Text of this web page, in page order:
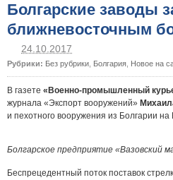
Болгарские заводы
ближневосточным
24.10.2017
Рубрики: Без рубрики Болгария Новое на
В газете «Военно-промышленный
журнала «Экспорт вооружений»
и пехотного вооружения из Болгарии
Болгарское предприятие «Вазовский
Беспрецедентный поток поставок